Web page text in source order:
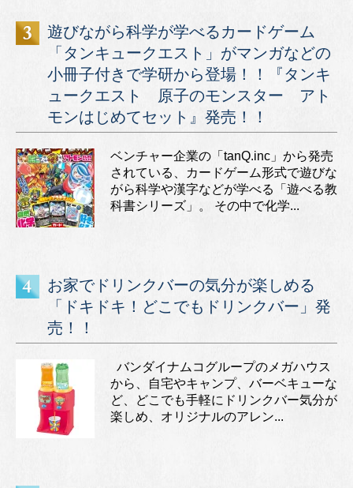
遊びながら科学が学べるカードゲーム
「タンキュークエスト」がマンガなどの
小冊子付きで学研から登場！！『タンキ
ュークエスト 原子のモンスター アト
モンはじめてセット』発売！！
ベンチャー企業の「tanQ.inc」から発売
されている、カードゲーム形式で遊びな
がら科学や漢字などが学べる「遊べる教
科書シリーズ」。 その中で化学...
お家でドリンクバーの気分が楽しめる
「ドキドキ！どこでもドリンクバー」発
売！！
バンダイナムコグループのメガハウス
から、自宅やキャンプ、バーベキューな
ど、どこでも手軽にドリンクバー気分が
楽しめ、オリジナルのアレン...